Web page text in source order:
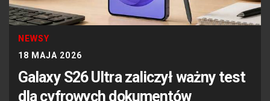
NEWSY
18 MAJA 2026
Galaxy S26 Ultra zaliczył ważny test
dla cyfrowych dokumentów